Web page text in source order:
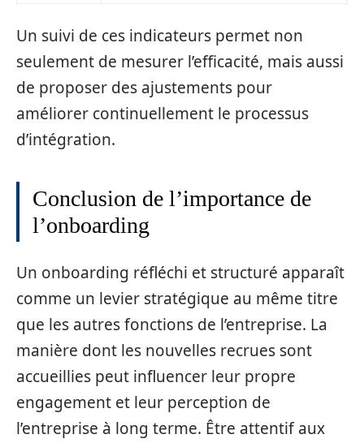
Un suivi de ces indicateurs permet non
seulement de mesurer l’efficacité, mais aussi
de proposer des ajustements pour
améliorer continuellement le processus
d’intégration.
Conclusion de l’importance de
l’onboarding
Un onboarding réfléchi et structuré apparaît
comme un levier stratégique au même titre
que les autres fonctions de l’entreprise. La
manière dont les nouvelles recrues sont
accueillies peut influencer leur propre
engagement et leur perception de
l’entreprise à long terme. Être attentif aux